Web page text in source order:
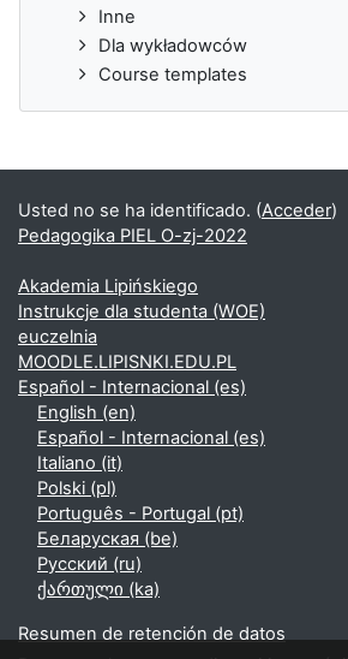
Inne
Dla wykładowców
Course templates
Usted no se ha identificado. (Acceder)
Pedagogika PIEL O-zj-2022
Akademia Lipińskiego
Instrukcje dla studenta (WOE)
euczelnia
MOODLE.LIPISNKI.EDU.PL
Español - Internacional ‎(es)‎
English ‎(en)‎
Español - Internacional ‎(es)‎
Italiano ‎(it)‎
Polski ‎(pl)‎
Português - Portugal ‎(pt)‎
Беларуская ‎(be)‎
Русский ‎(ru)‎
ქართული ‎(ka)‎
Resumen de retención de datos